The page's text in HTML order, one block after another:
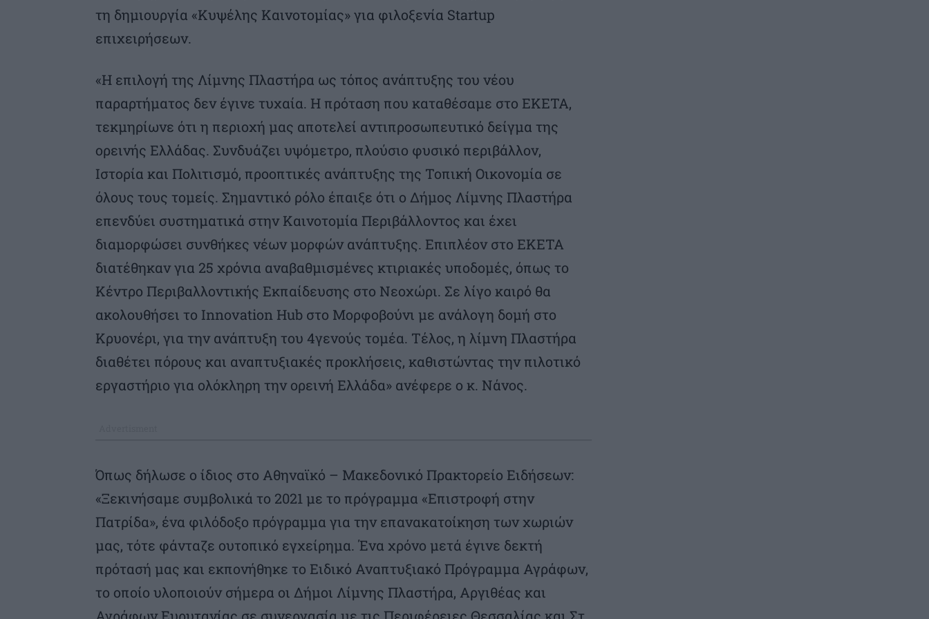
τη δημιουργία «Κυψέλης Καινοτομίας» για φιλοξενία Startup
επιχειρήσεων.
«Η επιλογή της Λίμνης Πλαστήρα ως τόπος ανάπτυξης του νέου
παραρτήματος δεν έγινε τυχαία. Η πρόταση που καταθέσαμε στο ΕΚΕΤΑ,
τεκμηρίωνε ότι η περιοχή μας αποτελεί αντιπροσωπευτικό δείγμα της
ορεινής Ελλάδας. Συνδυάζει υψόμετρο, πλούσιο φυσικό περιβάλλον,
Ιστορία και Πολιτισμό, προοπτικές ανάπτυξης της Τοπική Οικονομία σε
όλους τους τομείς. Σημαντικό ρόλο έπαιξε ότι ο Δήμος Λίμνης Πλαστήρα
επενδύει συστηματικά στην Καινοτομία Περιβάλλοντος και έχει
διαμορφώσει συνθήκες νέων μορφών ανάπτυξης. Επιπλέον στο ΕΚΕΤΑ
διατέθηκαν για 25 χρόνια αναβαθμισμένες κτιριακές υποδομές, όπως το
Κέντρο Περιβαλλοντικής Εκπαίδευσης στο Νεοχώρι. Σε λίγο καιρό θα
ακολουθήσει το Innovation Hub στο Μορφοβούνι με ανάλογη δομή στο
Κρυονέρι, για την ανάπτυξη του 4γενούς τομέα. Τέλος, η λίμνη Πλαστήρα
διαθέτει πόρους και αναπτυξιακές προκλήσεις, καθιστώντας την πιλοτικό
εργαστήριο για ολόκληρη την ορεινή Ελλάδα» ανέφερε ο κ. Νάνος.
Όπως δήλωσε ο ίδιος στο Αθηναϊκό – Μακεδονικό Πρακτορείο Ειδήσεων:
«Ξεκινήσαμε συμβολικά το 2021 με το πρόγραμμα «Επιστροφή στην
Πατρίδα», ένα φιλόδοξο πρόγραμμα για την επανακατοίκηση των χωριών
μας, τότε φάνταζε ουτοπικό εγχείρημα. Ένα χρόνο μετά έγινε δεκτή
πρότασή μας και εκπονήθηκε το Ειδικό Αναπτυξιακό Πρόγραμμα Αγράφων,
το οποίο υλοποιούν σήμερα οι Δήμοι Λίμνης Πλαστήρα, Αργιθέας και